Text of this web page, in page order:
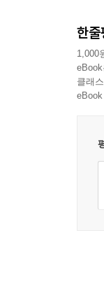
한줄
1,000
클래